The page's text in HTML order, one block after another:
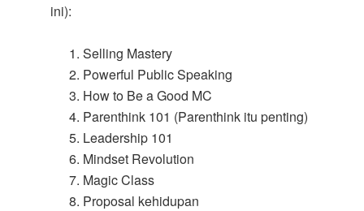
ini):
Selling Mastery
Powerful Public Speaking
How to Be a Good MC
Parenthink 101 (Parenthink itu penting)
Leadership 101
Mindset Revolution
Magic Class
Proposal kehidupan